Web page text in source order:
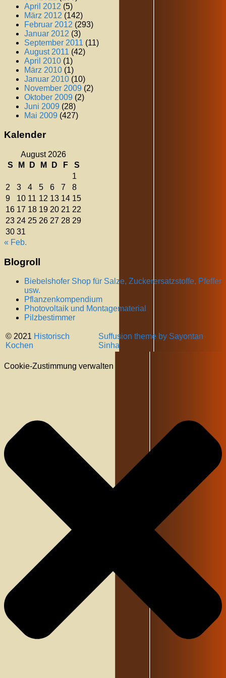
April 2012 (5)
März 2012 (142)
Februar 2012 (293)
Januar 2012 (3)
September 2011 (11)
August 2011 (42)
April 2010 (1)
März 2010 (1)
Januar 2010 (10)
November 2009 (2)
Oktober 2009 (2)
Juni 2009 (28)
Mai 2009 (427)
Kalender
August 2026
S
M D M D F
S
1
2
3 4 5 6 7
8
9
10 11 12 13 14 15
16 17 18 19 20 21 22
23 24 25 26 27 28 29
30 31
« Feb.
Blogroll
Biebelshofer Shop für Salze, Zuckerersatzstoffe, Pfeffer
usw.
Pflanzenkompendium
Photovoltaik und Montagematerial
Pilzbestimmer
© 2021 Historisch
Kochen
Suffusion theme by Sayontan
Sinha
Cookie-Zustimmung verwalten